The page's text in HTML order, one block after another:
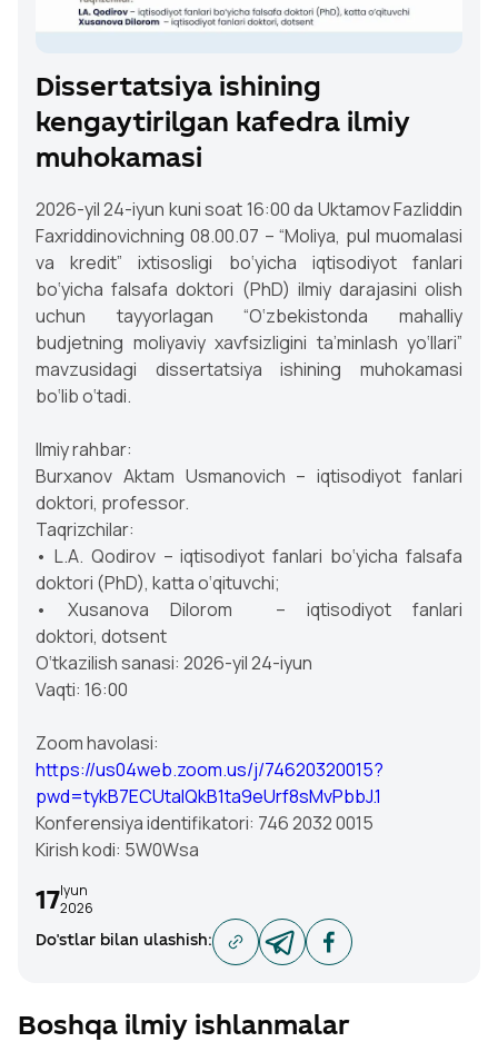
Dissertatsiya ishining
kengaytirilgan kafedra ilmiy
muhokamasi
2026-yil 24-iyun kuni soat 16:00 da Uktamov Fazliddin
Faxriddinovichning 08.00.07 – “Moliya, pul muomalasi
va kredit” ixtisosligi bo‘yicha iqtisodiyot fanlari
bo‘yicha falsafa doktori (PhD) ilmiy darajasini olish
uchun tayyorlagan “O‘zbekistonda mahalliy
budjetning moliyaviy xavfsizligini ta’minlash yo‘llari”
mavzusidagi dissertatsiya ishining muhokamasi
bo‘lib o‘tadi.
Ilmiy rahbar:
Burxanov Aktam Usmanovich – iqtisodiyot fanlari
doktori, professor.
Taqrizchilar:
• L.A. Qodirov – iqtisodiyot fanlari bo‘yicha falsafa
doktori (PhD), katta o‘qituvchi;
• Xusanova Dilorom – iqtisodiyot fanlari
doktori, dotsent
O‘tkazilish sanasi: 2026-yil 24-iyun
Vaqti: 16:00
Zoom havolasi:
https://us04web.zoom.us/j/74620320015?
pwd=tykB7ECUtalQkB1ta9eUrf8sMvPbbJ.1
Konferensiya identifikatori: 746 2032 0015
Kirish kodi: 5W0Wsa
17Iyun
2026
Do'stlar bilan ulashish:
Boshqa ilmiy ishlanmalar